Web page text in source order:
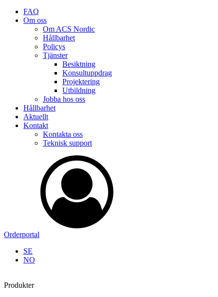
FAQ
Om oss
Om ACS Nordic
Hållbarhet
Policys
Tjänster
Besiktning
Konsultuppdrag
Projektering
Utbildning
Jobba hos oss
Hållbarhet
Aktuellt
Kontakt
Kontakta oss
Teknisk support
Orderportal
SE
NO
Produkter